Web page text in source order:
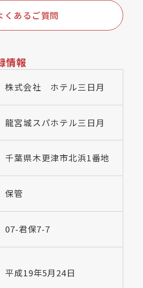
くあるご質問
情報
株式会社 ホテル三日月
龍宮城スパホテル三日月
千葉県木更津市北浜1番地
保管
07-君保7-7
平成19年5月24日